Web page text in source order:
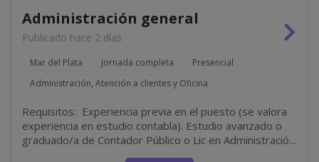
Administración general
Publicado hace 2 días
Mar del Plata Jornada completa
Presencial
Administración, Atención a clientes y Oficina
Requisitos: Experiencia previa en el puesto (se valora
experiencia en estudio contabla). Estudio avanzado o
graduado/a de Contador Público o Lic en Administración.
Perfil resolutivo, organizado y proactivo. Disponibilidad